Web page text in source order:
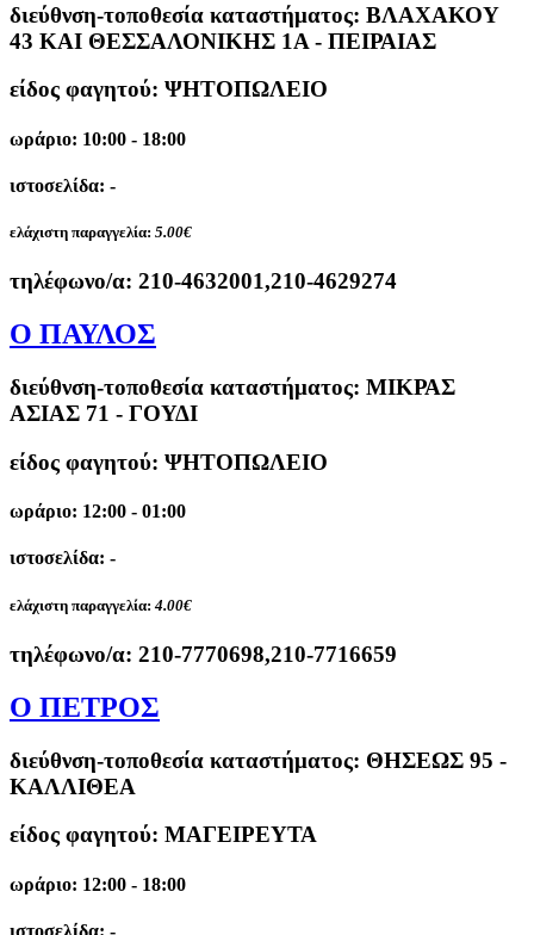
διεύθνση-τοποθεσία καταστήματος: ΒΛΑΧΑΚΟΥ
43 ΚΑΙ ΘΕΣΣΑΛΟΝΙΚΗΣ 1Α - ΠΕΙΡΑΙΑΣ
είδος φαγητού: ΨΗΤΟΠΩΛΕΙΟ
ωράριο: 10:00 - 18:00
ιστοσελίδα: -
ελάχιστη παραγγελία: 5.00€
τηλέφωνο/α: 210-4632001,210-4629274
Ο ΠΑΥΛΟΣ
διεύθνση-τοποθεσία καταστήματος: ΜΙΚΡΑΣ
ΑΣΙΑΣ 71 - ΓΟΥΔΙ
είδος φαγητού: ΨΗΤΟΠΩΛΕΙΟ
ωράριο: 12:00 - 01:00
ιστοσελίδα: -
ελάχιστη παραγγελία: 4.00€
τηλέφωνο/α: 210-7770698,210-7716659
Ο ΠΕΤΡΟΣ
διεύθνση-τοποθεσία καταστήματος: ΘΗΣΕΩΣ 95 -
ΚΑΛΛΙΘΕΑ
είδος φαγητού: ΜΑΓΕΙΡΕΥΤΑ
ωράριο: 12:00 - 18:00
ιστοσελίδα: -